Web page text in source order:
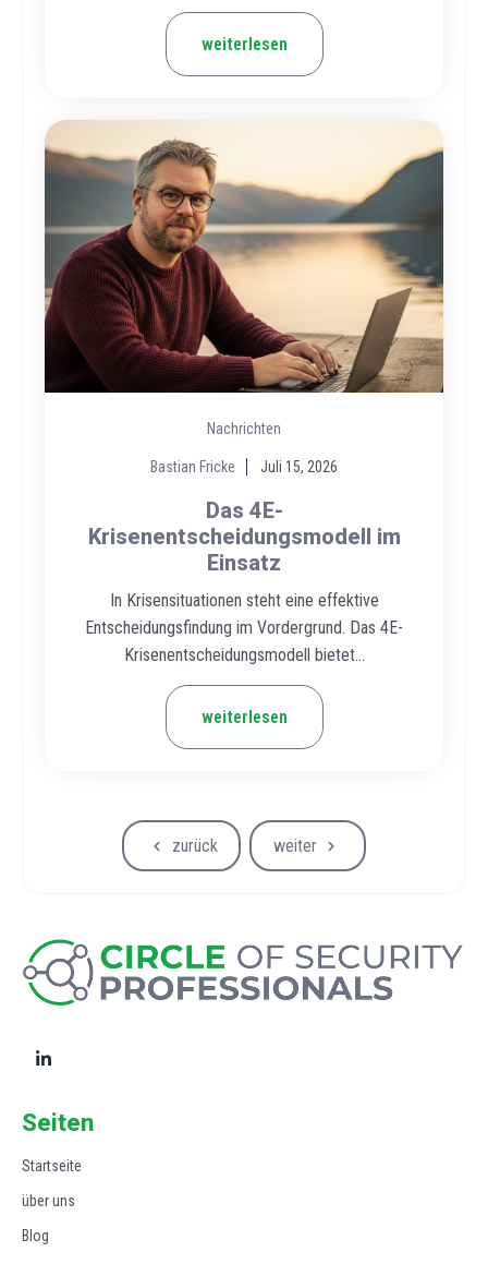
weiterlesen
Nachrichten
Bastian Fricke Juli 15, 2026
Das 4E-
Krisenentscheidungsmodell im
Einsatz
In Krisensituationen steht eine effektive
Entscheidungsfindung im Vordergrund. Das 4E-
Krisenentscheidungsmodell bietet...
weiterlesen
zurück weiter
Seiten
Startseite
über uns
Blog